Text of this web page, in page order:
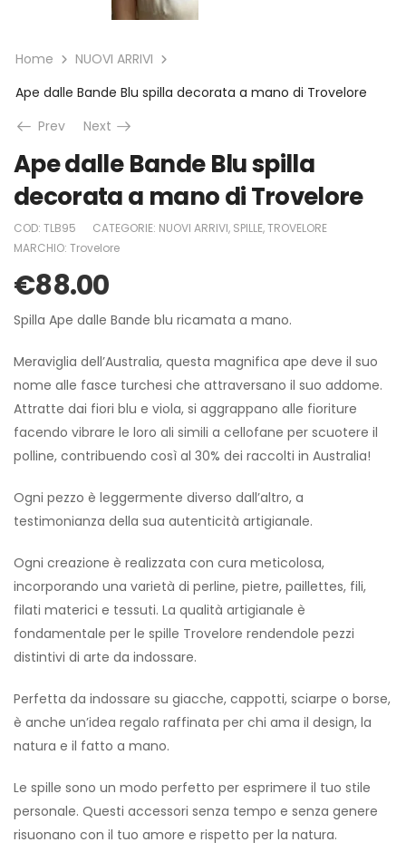
Home
NUOVI ARRIVI
Ape dalle Bande Blu spilla decorata a mano di Trovelore
Prev
Next
Ape dalle Bande Blu spilla
decorata a mano di Trovelore
COD: TLB95 CATEGORIE: NUOVI ARRIVI, SPILLE,TROVELORE
MARCHIO: Trovelore
€88.00
Spilla Ape dalle Bande blu ricamata a mano.
Meraviglia dell’Australia, questa magnifica ape deve il suo
nome alle fasce turchesi che attraversano il suo addome.
Attratte dai fiori blu e viola, si aggrappano alle fioriture
facendo vibrare le loro ali simili a cellofane per scuotere il
polline, contribuendo così al 30% dei raccolti in Australia!
Ogni pezzo è leggermente diverso dall’altro, a
testimonianza della sua autenticità artigianale.
Ogni creazione è realizzata con cura meticolosa,
incorporando una varietà di perline, pietre, paillettes, fili,
filati materici e tessuti. La qualità artigianale è
fondamentale per le spille Trovelore rendendole pezzi
distintivi di arte da indossare.
Perfetta da indossare su giacche, cappotti, sciarpe o borse,
è anche un’idea regalo raffinata per chi ama il design, la
natura e il fatto a mano.
Le spille sono un modo perfetto per esprimere il tuo stile
personale. Questi accessori senza tempo e senza genere
risuonano con il tuo amore e rispetto per la natura.